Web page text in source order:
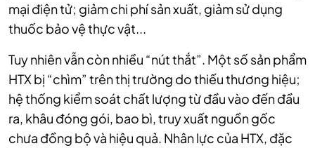
mại điện tử; giảm chi phí sản xuất, giảm sử dụng
thuốc bảo vệ thực vật...
Tuy nhiên vẫn còn nhiều “nút thắt”. Một số sản phẩm
HTX bị “chìm” trên thị trường do thiếu thương hiệu;
hệ thống kiểm soát chất lượng từ đầu vào đến đầu
ra, khâu đóng gói, bao bì, truy xuất nguồn gốc
chưa đồng bộ và hiệu quả. Nhân lực của HTX, đặc